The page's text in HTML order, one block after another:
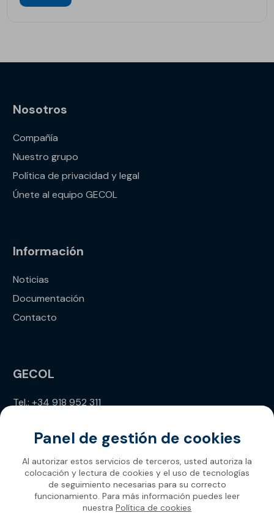
Nosotros
Compañía
Nuestro grupo
Política de privacidad y legal
Únete al equipo GECOL
Información
Noticias
Documentación
Contacto
GECOL
Tel.: +34 918 952 311
Panel de gestión de cookies
Al autorizar estos servicios de terceros, usted autoriza la
colocación y lectura de cookies y el uso de tecnologías
de seguimiento necesarias para su correcto
funcionamiento. Para más información puedes leer
nuestra Política de cookies